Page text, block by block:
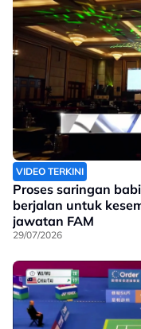
VIDEO TERKINI
Proses saringan
berjalan untuk
jawatan FAM
29/07/2026